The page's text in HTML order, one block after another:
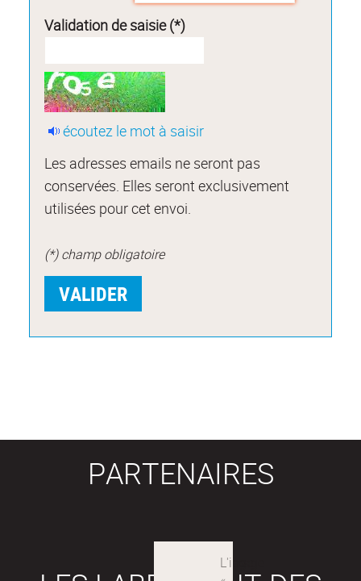
Validation de saisie (*)
écoutez le mot à saisir
Les adresses emails ne seront pas
conservées. Elles seront exclusivement
utilisées pour cet envoi.
(*) champ obligatoire
PARTENAIRES